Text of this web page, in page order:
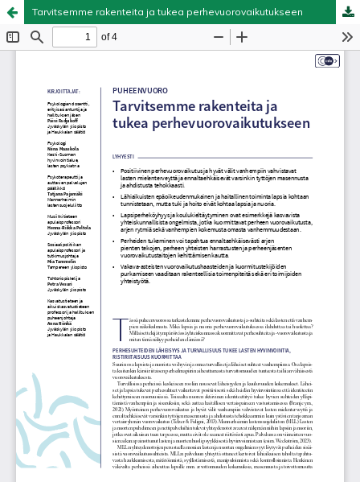
Tarvitsemme rakenteita ja tukea perhevuorovaikutukseen
Tieteellisten seurain valtuuskunta.